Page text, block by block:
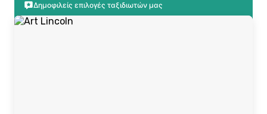
Δημοφιλείς επιλογές ταξιδιωτών μας